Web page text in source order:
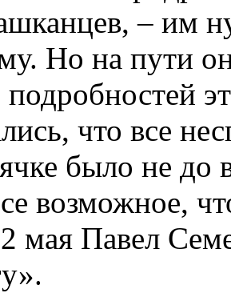
– им
Но на пути
что все
было не до
возможное,
мая Павел